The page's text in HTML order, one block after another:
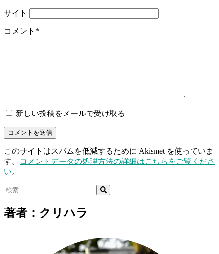
サイト
コメント *
新しい投稿をメールで受け取る
このサイトはスパムを低減するために Akismet を使っていま
す。
コメントデータの処理方法の詳細はこちらをご覧くださ
い。
著者：クリハラ